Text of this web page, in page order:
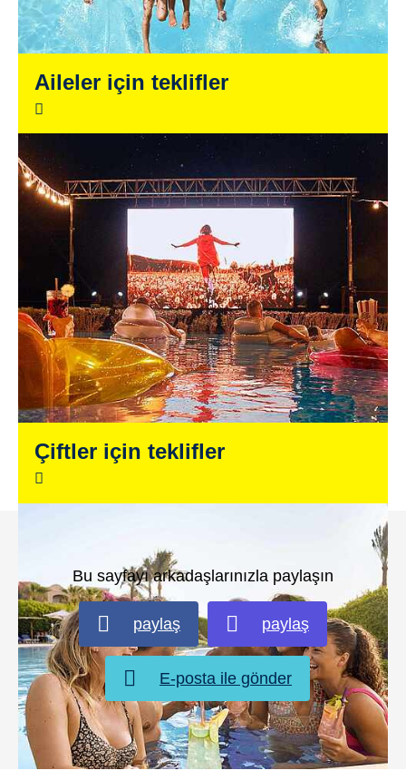
Aileler için teklifler
Çiftler için teklifler
Bu sayfayı arkadaşlarınızla paylaşın
paylaş paylaş
E-posta ile gönder